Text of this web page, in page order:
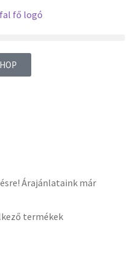
Árajánlataink már
termékek